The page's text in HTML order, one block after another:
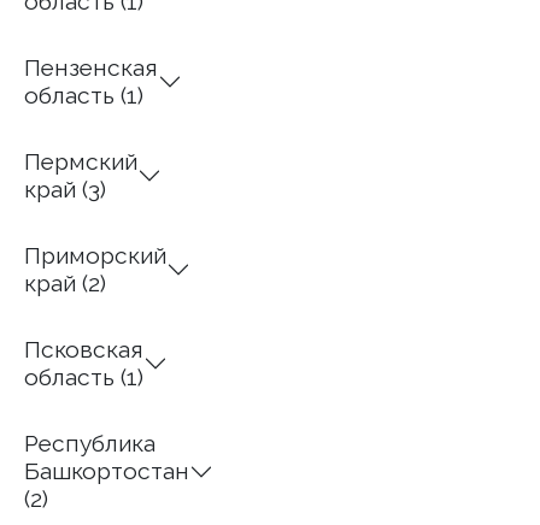
Пензенская
область (1)
Пермский
край (3)
Приморский
край (2)
Псковская
область (1)
Республика
Башкортостан
(2)
курсы-